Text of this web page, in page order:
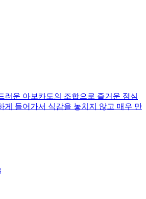
러운 아보카도의 조합으로 즐거운 점심
게 들어가서 식감을 놓치지 않고 매우 만